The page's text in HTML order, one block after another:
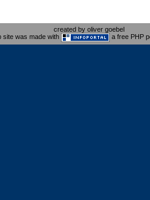
created by oliver goebel
site was made with
a free PHP